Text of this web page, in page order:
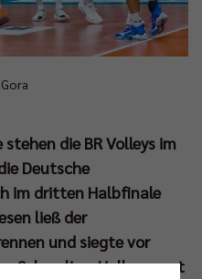
die BR Volleys im
Deutsche
im dritten Halbfinale
ließ der
und siegte vor
Schmeling-Halle erneut